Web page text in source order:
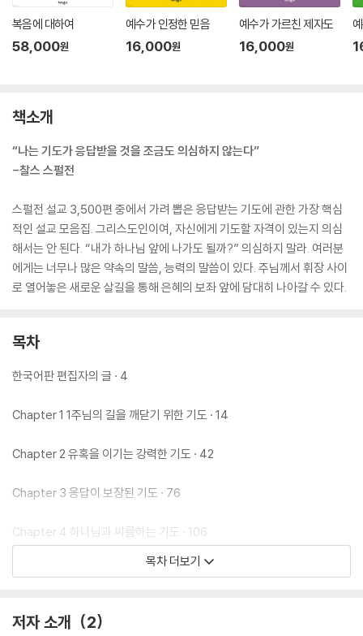
복음에 대하여
58,000원
예수가 인정한 믿음
16,000원
예수가 가르친 제자도
16,000원
책소개
“나는 기도가 응답받을 것을 조금도 의심하지 않는다”
-찰스 스펄전
스펄전 설교 3,500편 중에서 가려 뽑은 응답받는 기도에 관한 가장 핵심
적인 설교 모음집. 그리스도인이여, 자신에게 기도할 자격이 있는지 의심
해서는 안 된다. “내가 하나님 앞에 나가도 될까?” 의심하지 말라. 여러분
에게는 너무나 많은 약속의 말씀, 능력의 말씀이 있다. 주님께서 휘장 사이
로 열어놓은 새로운 살길을 통해 은혜의 보좌 앞에 담대히 나아갈 수 있다.
목차
한국어판 편집자의 글 · 4
Chapter 1 1주님의 길을 깨닫기 위한 기도 · 14
Chapter 2 유혹을 이기는 강력한 기도 · 42
Chapter 3 응답이 보장된 기도 · 76
Chapter 4 하나님과 씨름하는 기도 · 106
Chapter 5 낙심을 극복한 믿음의 기도 · 136
목차 더보기
저자 소개 2